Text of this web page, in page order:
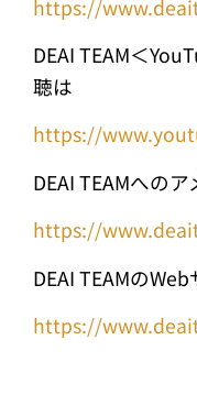
https://
DEAI TEAM＜
聴は
https://
DEAI TEAMへの
https://
DEAI TEAMのWeb
https://